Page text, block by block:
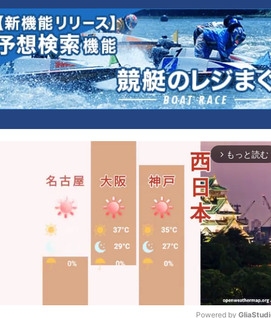
arrow_forward_ios もっと読む
Powered by